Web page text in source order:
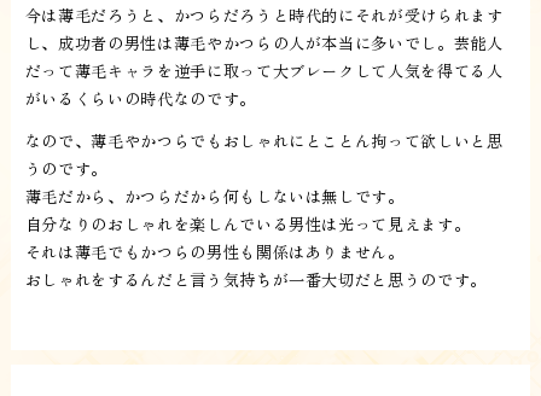
今は薄毛だろうと、かつらだろうと時代的にそれが受けられます
し、成功者の男性は薄毛やかつらの人が本当に多いでし。芸能人
だって薄毛キャラを逆手に取って大ブレークして人気を得てる人
がいるくらいの時代なのです。
なので、薄毛やかつらでもおしゃれにとことん拘って欲しいと思
うのです。
薄毛だから、かつらだから何もしないは無しです。
自分なりのおしゃれを楽しんでいる男性は光って見えます。
それは薄毛でもかつらの男性も関係はありません。
おしゃれをするんだと言う気持ちが一番大切だと思うのです。